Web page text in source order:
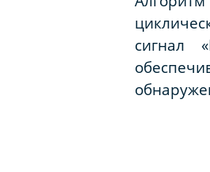
сигнал